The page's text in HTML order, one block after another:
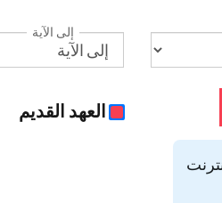
إلى الآية
العهد القديم